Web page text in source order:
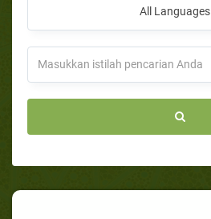
All Languages